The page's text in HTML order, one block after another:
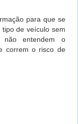
para que se
de veículo sem
não entendem o
correm o risco de